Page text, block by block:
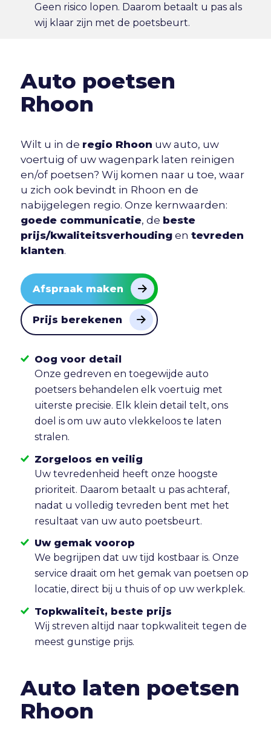
Geen risico lopen. Daarom betaalt u pas als
wij klaar zijn met de poetsbeurt.
Auto poetsen
Rhoon
Wilt u in de regio Rhoon uw auto, uw
voertuig of uw wagenpark laten reinigen
en/of poetsen? Wij komen naar u toe, waar
u zich ook bevindt in Rhoon en de
nabijgelegen regio. Onze kernwaarden:
goede communicatie, de beste
prijs/kwaliteitsverhoudingen tevreden
klanten.
Afspraak maken
Prijs berekenen
Oog voor detail
Onze gedreven en toegewijde auto
poetsers behandelen elk voertuig met
uiterste precisie. Elk klein detail telt, ons
doel is om uw auto vlekkeloos te laten
stralen.
Zorgeloos en veilig
Uw tevredenheid heeft onze hoogste
prioriteit. Daarom betaalt u pas achteraf,
nadat u volledig tevreden bent met het
resultaat van uw auto poetsbeurt.
Uw gemak voorop
We begrijpen dat uw tijd kostbaar is. Onze
service draait om het gemak van poetsen op
locatie, direct bij u thuis of op uw werkplek.
Topkwaliteit, beste prijs
Wij streven altijd naar topkwaliteit tegen de
meest gunstige prijs.
Auto laten poetsen
Rhoon